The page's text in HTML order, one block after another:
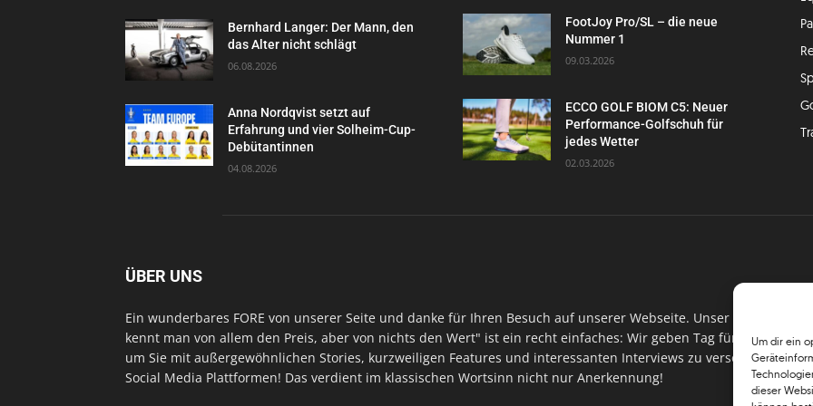
Um dir ein
dieser
Bernhard Langer: Der Mann, den
das Alter nicht schlägt
06.08.2026
Anna Nordqvist setzt auf
Erfahrung und vier Solheim-Cup-
Debütantinnen
04.08.2026
FootJoy Pro/SL – die neue
Nummer 1
09.03.2026
ECCO GOLF BIOM C5: Neuer
Performance-Golfschuh für
jedes Wetter
02.03.2026
ÜBER UNS
Ein wunderbares FORE von unserer Seite und danke für Ihren Besuch auf unserer Webseite. Unser Ansinnen
kennt man von allem den Preis, aber von nichts den Wert" ist ein recht einfaches: Wir geben Tag für Tag,
um Sie mit außergewöhnlichen Stories, kurzweiligen Features und interessanten Interviews zu versorgen. Im
Social Media Plattformen! Das verdient im klassischen Wortsinn nicht nur Anerkennung!